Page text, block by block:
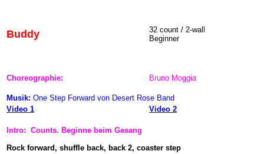
Buddy
32 count / 2-wall
Beginner
Choreographie: Bruno Moggia
Musik: One Step Forward von Desert Rose Band
Video 1
Video 2
Intro: Counts. Beginne beim Gesang
Rock forward, shuffle back, back 2, coaster step